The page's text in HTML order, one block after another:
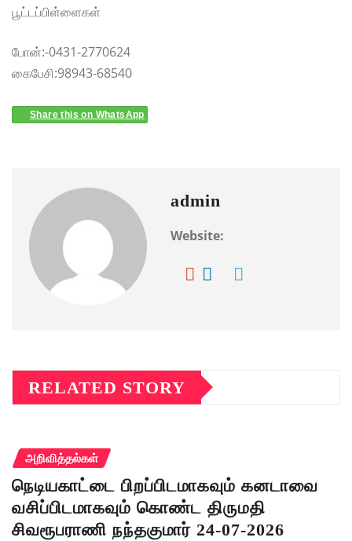
பூட்டப்பிள்ளைகள்
போன்:-0431-2770624
கைபேசி:98943-68540
Share this on WhatsApp
admin
Website:
RELATED STORY
அறிவித்தல்கள்
நெடியகாட்டை பிறப்பிடமாகவும் கனடாவை
வசிப்பிடமாகவும் கொண்ட திருமதி
சிவரூபராணி நந்தகுமார் 24-07-2026